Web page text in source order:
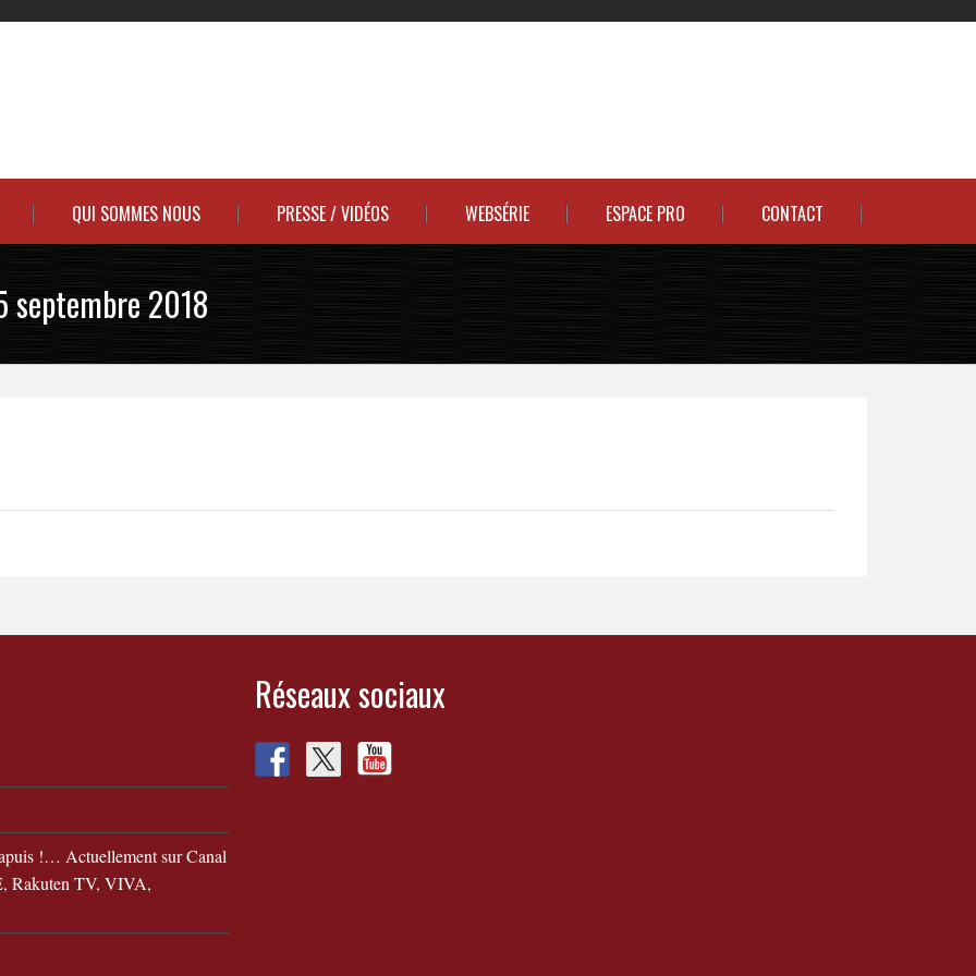
QUI SOMMES NOUS PRESSE / VIDÉOS WEBSÉRIE ESPACE PRO CONTACT
septembre 2018
!… Actuellement sur Canal
Rakuten TV, VIVA,
Réseaux sociaux